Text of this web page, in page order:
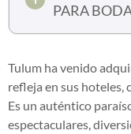
PARA
Tulum ha venido
refleja en sus hoteles,
Es un auténtico
espectaculares,